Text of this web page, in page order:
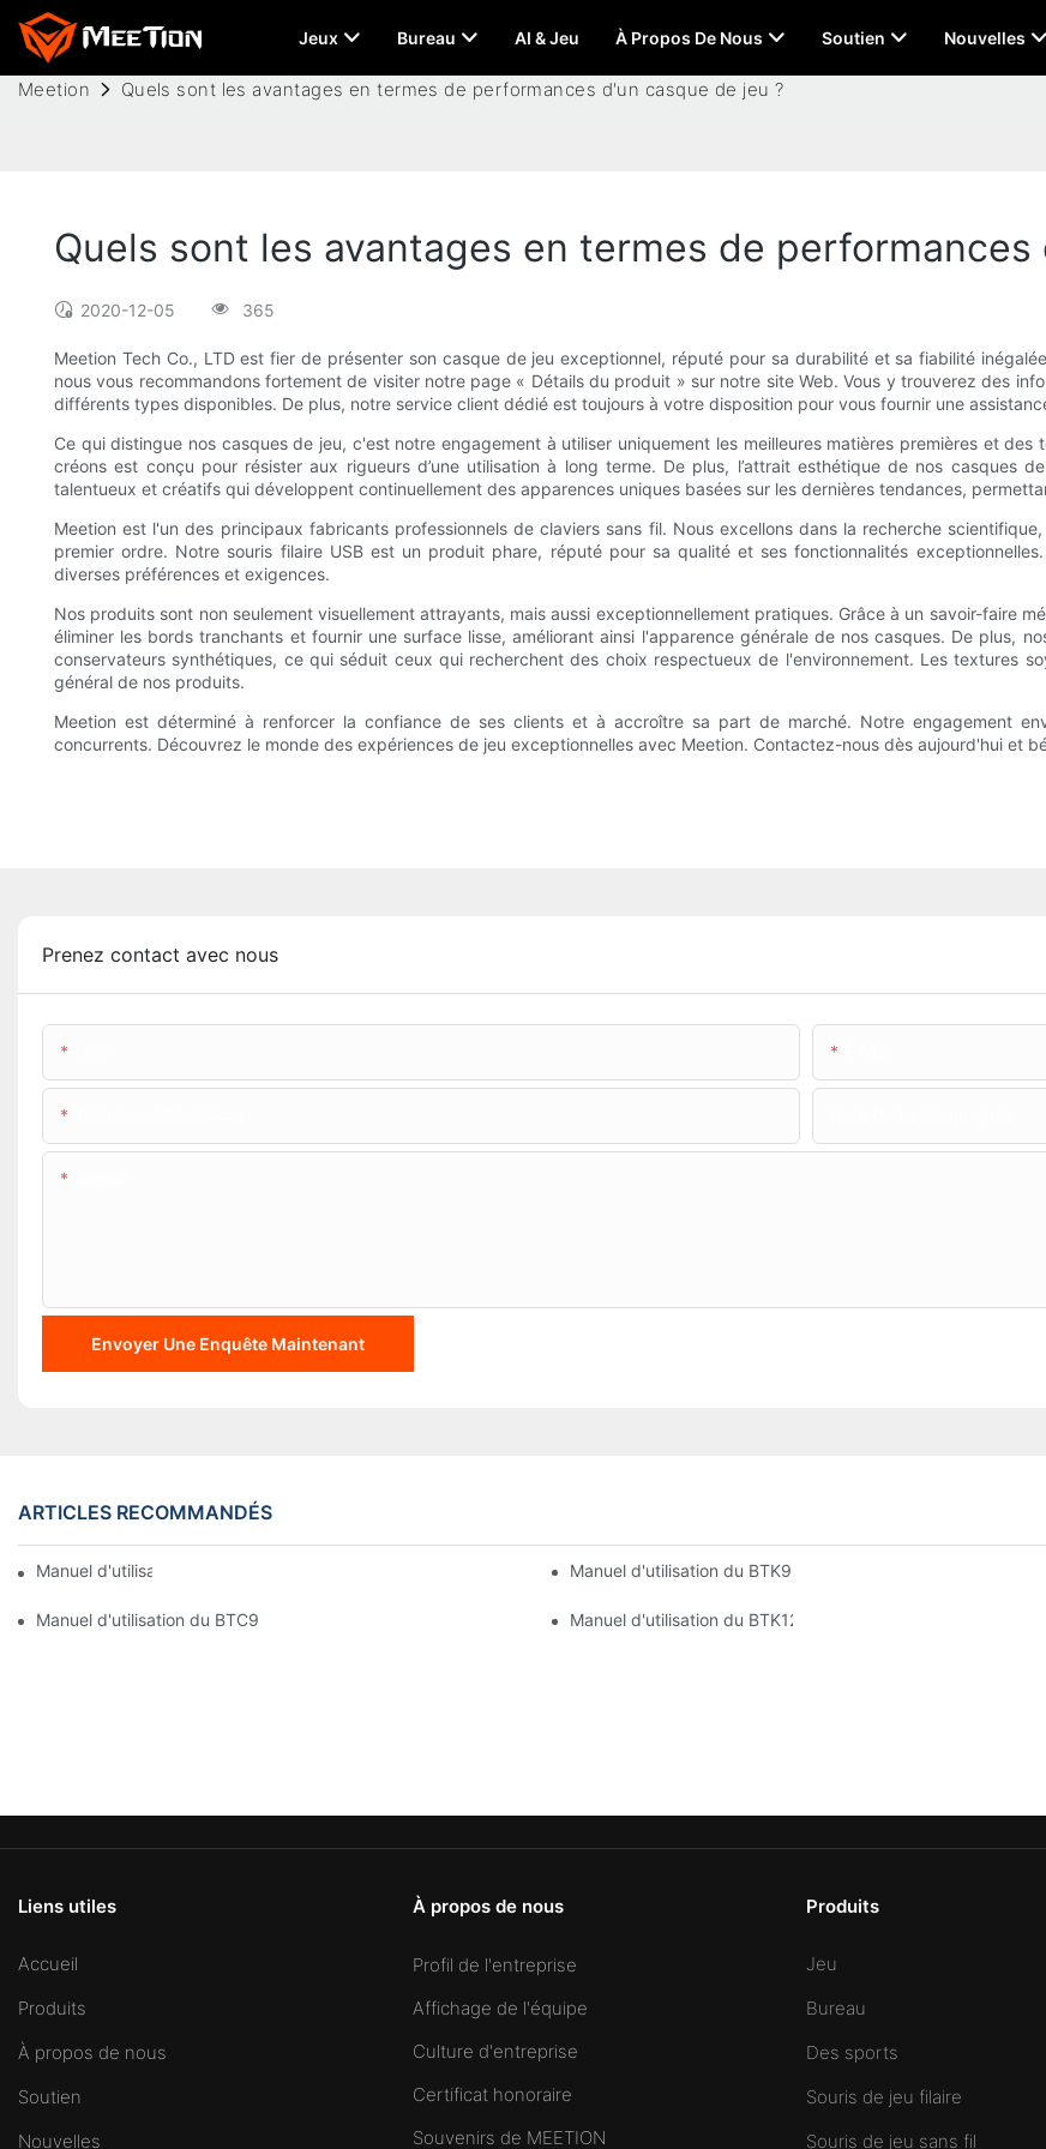
Jeux Bureau AI & Jeu À Propos De Nous Soutien Nouvelles
Meetion Quels sont les avantages en termes de performances d'un casque de jeu ?
Quels sont les avantages en termes de
2020-12-05 365
Meetion Tech Co., LTD est fier de présenter son casque de jeu exceptionnel, réputé pour sa durabilité et sa fiabilité
nous vous recommandons fortement de visiter notre page « Détails du produit » sur notre site Web. Vous y trouverez des
différents types disponibles. De plus, notre service client dédié est toujours à votre disposition pour vous fournir une
Ce qui distingue nos casques de jeu, c'est notre engagement à utiliser uniquement les meilleures matières premières et
créons est conçu pour résister aux rigueurs d’une utilisation à long terme. De plus, l’attrait esthétique de nos casques
talentueux et créatifs qui développent continuellement des apparences uniques basées sur les dernières tendances,
Meetion est l'un des principaux fabricants professionnels de claviers sans fil. Nous excellons dans la recherche
premier ordre. Notre souris filaire USB est un produit phare, réputé pour sa qualité et ses fonctionnalités
diverses préférences et exigences.
Nos produits sont non seulement visuellement attrayants, mais aussi exceptionnellement pratiques. Grâce à un savoir-faire
éliminer les bords tranchants et fournir une surface lisse, améliorant ainsi l'apparence générale de nos casques. De plus,
conservateurs synthétiques, ce qui séduit ceux qui recherchent des choix respectueux de l'environnement. Les textures
général de nos produits.
Meetion est déterminé à renforcer la confiance de ses clients et à accroître sa part de marché. Notre engagement
concurrents. Découvrez le monde des expériences de jeu exceptionnelles avec Meetion. Contactez-nous dès aujourd'hui et
Prenez contact avec nous
Envoyer Une Enquête Maintenant
ARTICLES RECOMMANDÉS
Manuel d'utilisation du BTC1100 Manuel d'utilisation du BTK9330
Manuel d'utilisation du BTC9994 Manuel d'utilisation du BTK1200
Liens utiles
Accueil
Produits
À propos de nous
Soutien
Nouvelles
À propos de nous
Profil de l'entreprise
Affichage de l'équipe
Culture d'entreprise
Certificat honoraire
Souvenirs de MEETION
Produits
Jeu
Bureau
Des sports
Souris de jeu filaire
Souris de jeu sans fil